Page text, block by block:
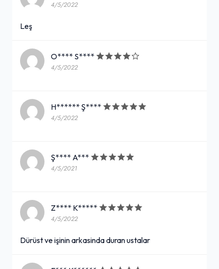
4/5/2022
Leş
O**** S****
4/5/2022
H****** Ş****
4/5/2022
Ş**** A***
4/5/2021
Z**** K*****
4/5/2022
Dürüst ve işinin arkasinda duran ustalar